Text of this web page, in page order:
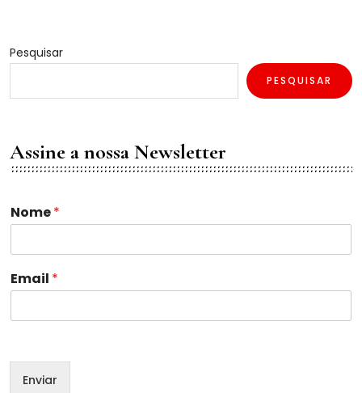
Pesquisar
PESQUISAR
Assine a nossa Newsletter
N
o
e
m
i
o
Nome*
Email *
Enviar